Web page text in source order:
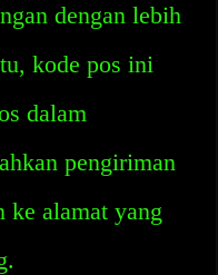
dengan lebih
kode pos ini
dalam
pengiriman
ke alamat yang